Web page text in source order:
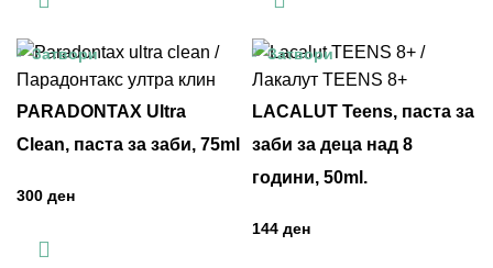
Затвори
PARADONTAX Ultra
Clean, паста за заби, 75ml
ден
Затвори
LACALUT Teens, паста за
заби за деца над 8
години, 50ml.
ден